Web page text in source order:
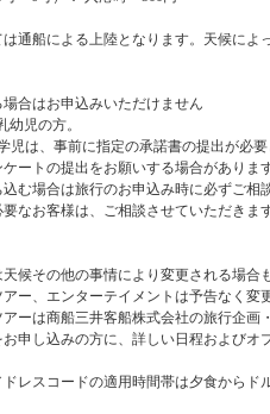
通船による上陸となります。天候によ
合はお申込みいただけません
幼児の方。
児は、事前に指定の承諾書の提出が必要
ートの提出をお願いする場合があります
む場合は旅行のお申込み時に必ずご相
なお客様は、ご相談させていただきま
候その他の事情により変更される場合
ー、エンターテイメントは予告なく変
ーは商船三井客船株式会社の旅行企画
申し込みの方に、詳しい日程およびオ
レスコードの適用時間帯は夕食からド